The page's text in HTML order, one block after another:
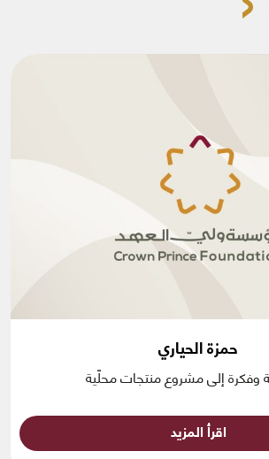
حمزة الحياري
وفكرة إلى مشروع منتجات محلّية
اقرأ المزيد